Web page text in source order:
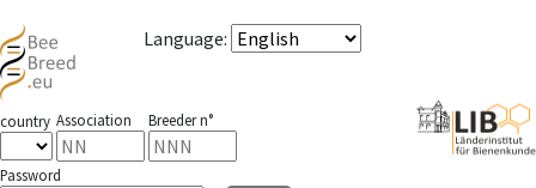
Language:
country Association Breeder n°
Password